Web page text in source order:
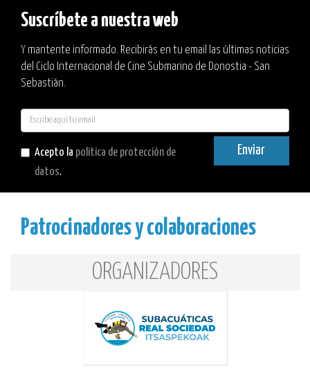
Suscríbete a nuestra web
Y mantente informado. Recibirás en tu email las últimas noticias
del Ciclo Internacional de Cine Submarino de Donostia - San
Sebastián.
Acepto la política de protección de
datos.
Enviar
Patrocinadores y colaboraciones
ORGANIZADORES